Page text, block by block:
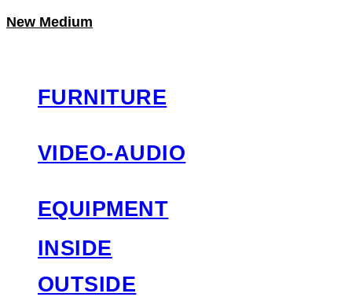
New Medium
FURNITURE
VIDEO-AUDIO
EQUIPMENT
INSIDE
OUTSIDE